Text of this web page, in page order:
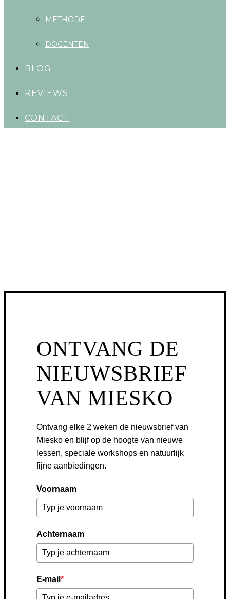
METHODE
DOCENTEN
BLOG
REVIEWS
CONTACT
ONTVANG DE
NIEUWSBRIEF
VAN MIESKO
Ontvang elke 2 weken de nieuwsbrief van
Miesko en blijf op de hoogte van nieuwe
lessen, speciale workshops en natuurlijk
fijne aanbiedingen.
Voornaam
Achternaam
E-mail *